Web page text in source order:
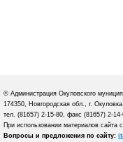
© Администрация Окуловского
174350, Новгородская обл., г.
тел. (81657) 2-15-80, факс (81657) 2-14-
При использовании материалов сайта
Вопросы и предложения по сайту: